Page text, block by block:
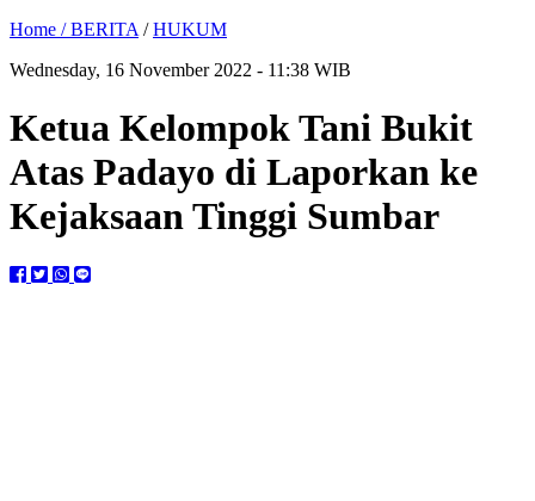
Home /BERITA /HUKUM
Wednesday, 16 November 2022 - 11:38 WIB
Ketua Kelompok Tani Bukit
Atas Padayo di Laporkan ke
Kejaksaan Tinggi Sumbar